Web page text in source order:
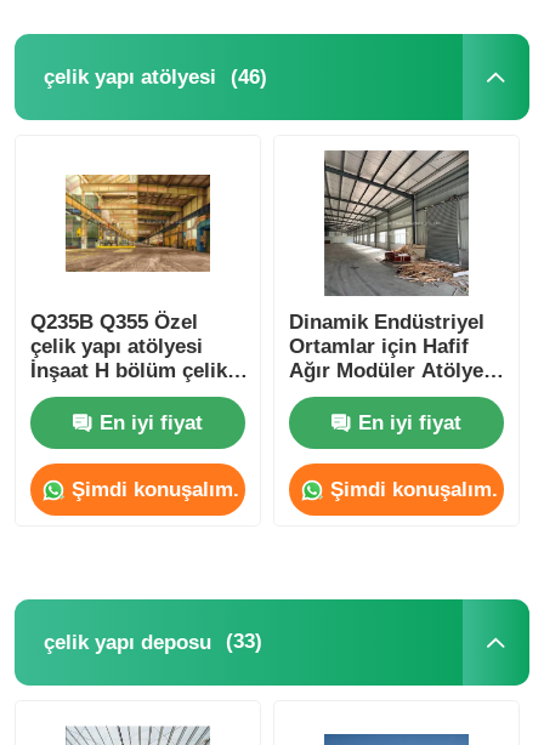
çelik yapı atölyesi (46)
Q235B Q355 Özel
çelik yapı atölyesi
İnşaat H bölüm çelik
sütunlar
En iyi fiyat
Şimdi konuşalım.
Dinamik Endüstriyel
Ortamlar için Hafif
Ağır Modüler Atölye
Çelik Yapısı
En iyi fiyat
Şimdi konuşalım.
çelik yapı deposu (33)